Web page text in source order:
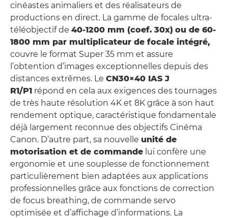
cinéastes animaliers et des réalisateurs de
productions en direct. La gamme de focales ultra-
téléobjectif de 40-1200 mm (coef. 30x) ou de 60-
1800 mm par multiplicateur de focale intégré,
couvre le format Super 35 mm et assure
l’obtention d’images exceptionnelles depuis des
distances extrêmes. Le CN30×40 IAS J
R1/P1 répond en cela aux exigences des tournages
de très haute résolution 4K et 8K grâce à son haut
rendement optique, caractéristique fondamentale
déjà largement reconnue des objectifs Cinéma
Canon. D’autre part, sa nouvelle unité de
motorisation et de commande lui confère une
ergonomie et une souplesse de fonctionnement
particulièrement bien adaptées aux applications
professionnelles grâce aux fonctions de correction
de focus breathing, de commande servo
optimisée et d’affichage d’informations. La